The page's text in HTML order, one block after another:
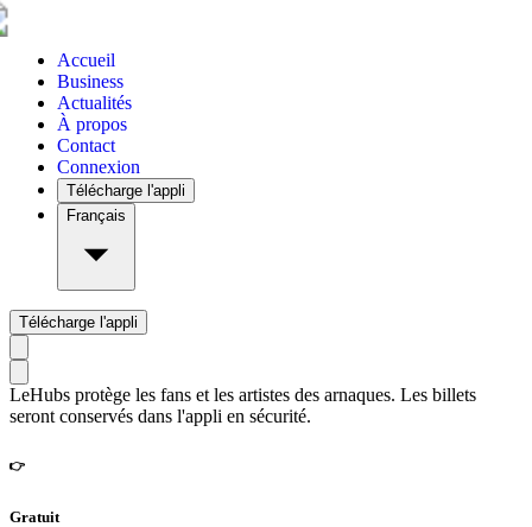
Accueil
Business
Actualités
À propos
Contact
Connexion
Télécharge l'appli
Français
Télécharge l'appli
LeHubs protège les fans et les artistes des arnaques. Les billets
seront conservés dans l'appli en sécurité.
👉
Gratuit